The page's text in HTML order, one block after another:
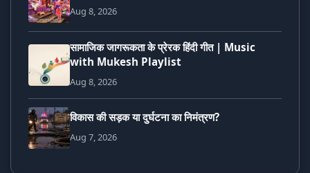
Aug 8, 2026
सामाजिक जागरूकता के प्रेरक हिंदी गीत | Music
with Mukesh Playlist
Aug 8, 2026
विकास की सड़क या दुर्घटना का निमंत्रण?
Aug 7, 2026